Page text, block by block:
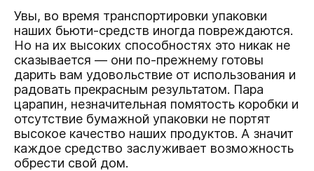
Увы, во время транспортировки упаковки
наших бьюти-средств иногда повреждаются.
Но на их высоких способностях это никак не
сказывается — они по-прежнему готовы
дарить вам удовольствие от использования и
радовать прекрасным результатом. Пара
царапин, незначительная помятость коробки и
отсутствие бумажной упаковки не портят
высокое качество наших продуктов. А значит
каждое средство заслуживает возможность
обрести свой дом.